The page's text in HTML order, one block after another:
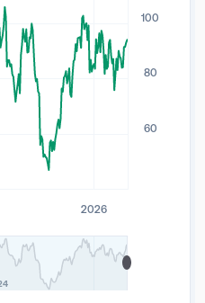
2026
60
80
100